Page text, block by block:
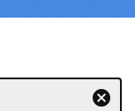
cancel